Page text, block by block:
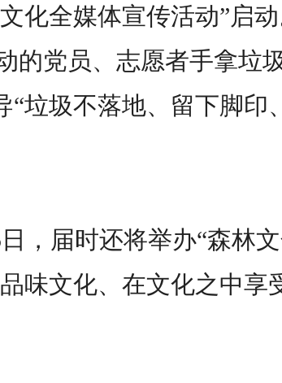
化全媒体宣传活动”启
的党员、志愿者手拿垃
垃圾不落地、留下脚印
届时还将举办“森林
味文化、在文化之中享